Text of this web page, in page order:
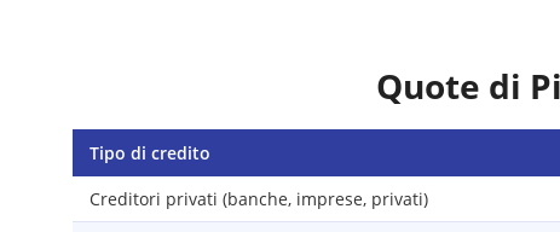
Quote di
Tipo di credito
Creditori privati (banche, imprese, privati)